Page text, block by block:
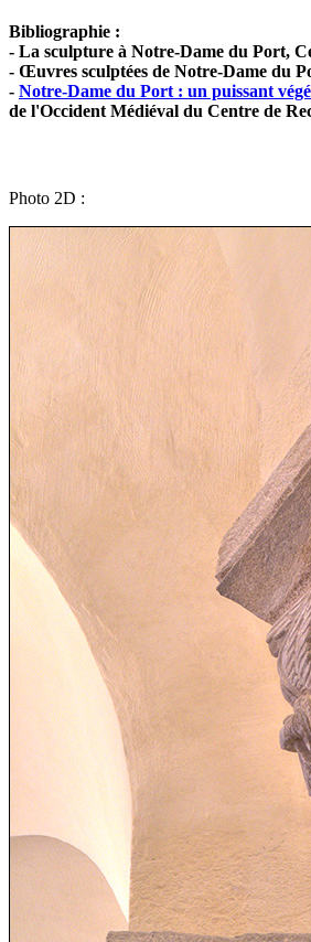
Bibliographie :
- La sculpture à Notre-Dame du Port,
- Œuvres sculptées de Notre-Dame du
- Notre-Dame du Port : un puissant
de l'Occident Médiéval du Centre de
Photo 2D :